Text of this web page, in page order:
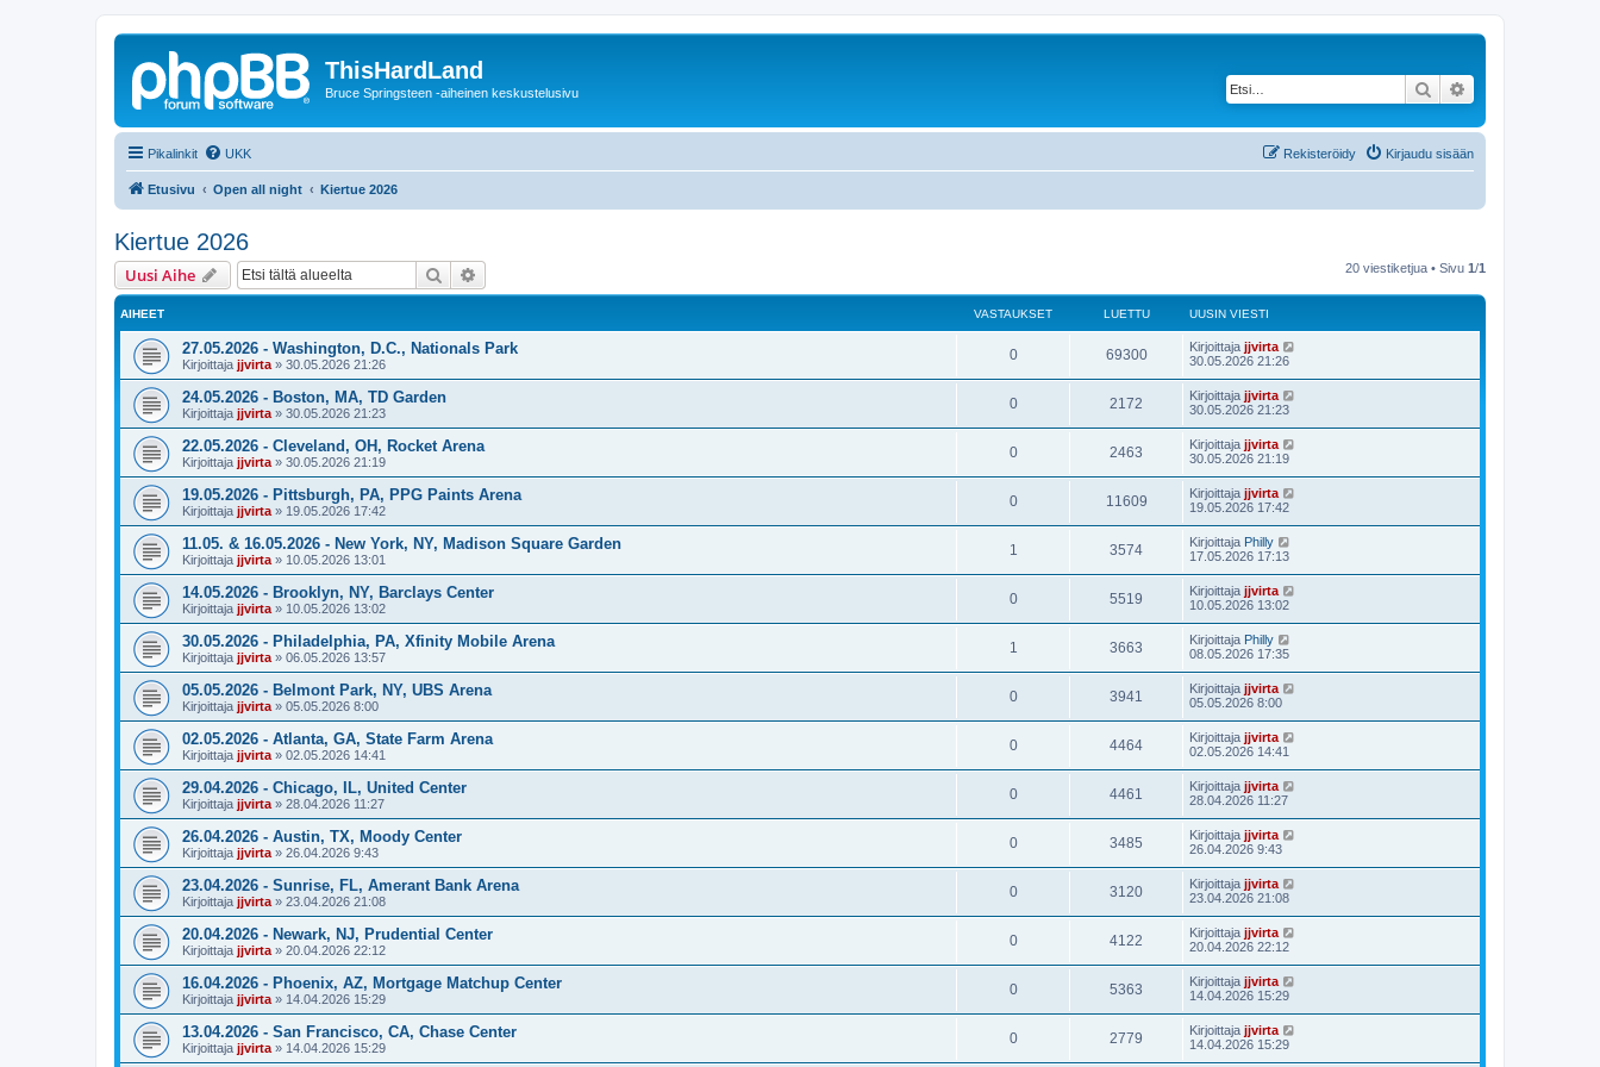
ThisHardLand
Bruce Springsteen -aiheinen keskustelusivu Etsi
Pikalinkit UKK Kirjaudu sisään
Rekisteröidy
Etusivu Open all night Kiertue 2026
Kiertue 2026
Uusi Aihe Etsi 20 viestiketjua • Sivu 1/1
AIHEET VASTAUKSET LUETTU UUSIN VIESTI
27.05.2026 - Washington, D.C., Nationals Park
Kirjoittaja jjvirta » 30.05.2026 21:26
0 69300 Kirjoittaja jjvirta
30.05.2026 21:26
24.05.2026 - Boston, MA, TD Garden
Kirjoittaja jjvirta » 30.05.2026 21:23
0 2172 Kirjoittaja jjvirta
30.05.2026 21:23
22.05.2026 - Cleveland, OH, Rocket Arena
Kirjoittaja jjvirta » 30.05.2026 21:19
0 2463 Kirjoittaja jjvirta
30.05.2026 21:19
19.05.2026 - Pittsburgh, PA, PPG Paints Arena
Kirjoittaja jjvirta » 19.05.2026 17:42
0 11609 Kirjoittaja jjvirta
19.05.2026 17:42
11.05. & 16.05.2026 - New York, NY, Madison Square Garden
Kirjoittaja jjvirta » 10.05.2026 13:01
1 3574 Kirjoittaja Philly
17.05.2026 17:13
14.05.2026 - Brooklyn, NY, Barclays Center
Kirjoittaja jjvirta » 10.05.2026 13:02
0 5519 Kirjoittaja jjvirta
10.05.2026 13:02
30.05.2026 - Philadelphia, PA, Xfinity Mobile Arena
Kirjoittaja jjvirta » 06.05.2026 13:57
1 3663 Kirjoittaja Philly
08.05.2026 17:35
05.05.2026 - Belmont Park, NY, UBS Arena
Kirjoittaja jjvirta » 05.05.2026 8:00
0 3941 Kirjoittaja jjvirta
05.05.2026 8:00
02.05.2026 - Atlanta, GA, State Farm Arena
Kirjoittaja jjvirta » 02.05.2026 14:41
0 4464 Kirjoittaja jjvirta
02.05.2026 14:41
29.04.2026 - Chicago, IL, United Center
Kirjoittaja jjvirta » 28.04.2026 11:27
0 4461 Kirjoittaja jjvirta
28.04.2026 11:27
26.04.2026 - Austin, TX, Moody Center
Kirjoittaja jjvirta » 26.04.2026 9:43
0 3485 Kirjoittaja jjvirta
26.04.2026 9:43
23.04.2026 - Sunrise, FL, Amerant Bank Arena
Kirjoittaja jjvirta » 23.04.2026 21:08
0 3120 Kirjoittaja jjvirta
23.04.2026 21:08
20.04.2026 - Newark, NJ, Prudential Center
Kirjoittaja jjvirta » 20.04.2026 22:12
0 4122 Kirjoittaja jjvirta
20.04.2026 22:12
16.04.2026 - Phoenix, AZ, Mortgage Matchup Center
Kirjoittaja jjvirta » 14.04.2026 15:29
0 5363 Kirjoittaja jjvirta
14.04.2026 15:29
13.04.2026 - San Francisco, CA, Chase Center
Kirjoittaja jjvirta » 14.04.2026 15:29
0 2779 Kirjoittaja jjvirta
14.04.2026 15:29